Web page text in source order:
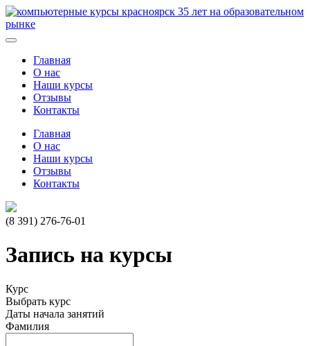
35 лет на образовательном
рынке
Главная
О нас
Наши курсы
Отзывы
Контакты
Главная
О нас
Наши курсы
Отзывы
Контакты
(8 391) 276-76-01
Запись на курсы
Курс
Выбрать курс
Даты начала занятий
Фамилия